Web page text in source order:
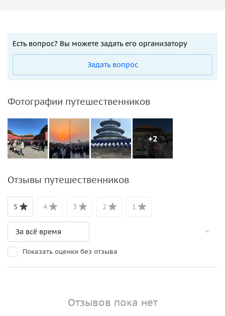
Есть вопрос? Вы можете задать его организатору
Задать вопрос
Фотографии путешественников
+2
Отзывы путешественников
5 4 3 2 1
Показать оценки без отзыва
Отзывов пока нет